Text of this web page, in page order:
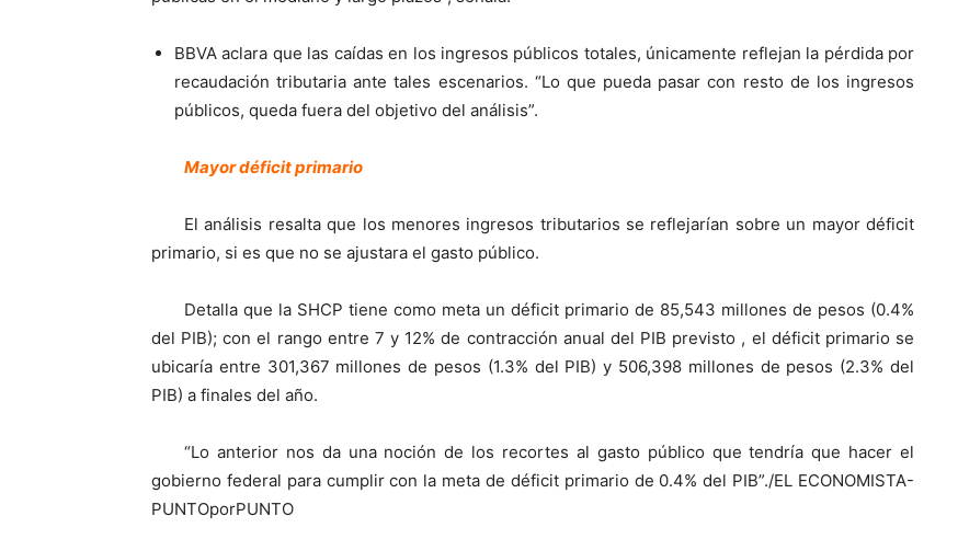
BBVA aclara que las caídas en los ingresos públicos totales, únicamente reflejan la pérdida por
recaudación tributaria ante tales escenarios. “Lo que pueda pasar con resto de los ingresos
públicos, queda fuera del objetivo del análisis”.
Mayor déficit primario
El análisis resalta que los menores ingresos tributarios se reflejarían sobre un mayor déficit
primario, si es que no se ajustara el gasto público.
Detalla que la SHCP tiene como meta un déficit primario de 85,543 millones de pesos (0.4%
del PIB); con el rango entre 7 y 12% de contracción anual del PIB previsto , el déficit primario se
ubicaría entre 301,367 millones de pesos (1.3% del PIB) y 506,398 millones de pesos (2.3% del
PIB) a finales del año.
“Lo anterior nos da una noción de los recortes al gasto público que tendría que hacer el
gobierno federal para cumplir con la meta de déficit primario de 0.4% del PIB”./EL ECONOMISTA-
PUNTOporPUNTO